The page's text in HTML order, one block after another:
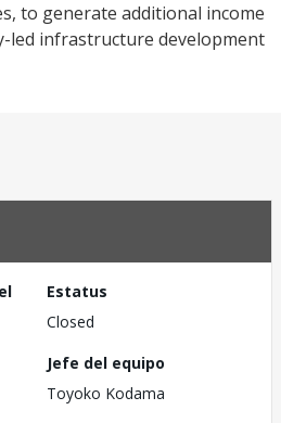
to generate additional income
led infrastructure development
Estatus
Closed
Jefe del equipo
Toyoko Kodama